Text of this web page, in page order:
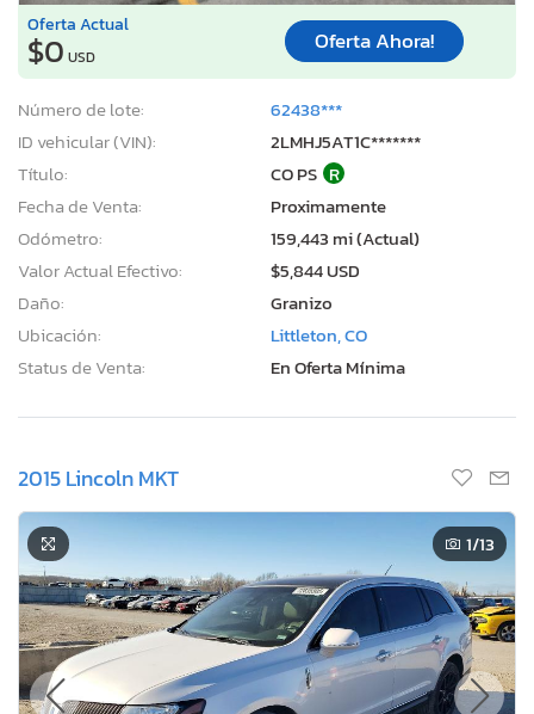
Oferta Actual
$0 USD
Oferta Ahora!
Número de lote:
62438***
ID vehicular (VIN):
2LMHJ5AT1C*******
Título:
CO PS R
Fecha de Venta:
Proximamente
Odómetro:
159,443 mi (Actual)
Valor Actual Efectivo:
$5,844 USD
Daño:
Granizo
Ubicación:
Littleton, CO
Status de Venta:
En Oferta Mínima
2015 Lincoln MKT
1/13